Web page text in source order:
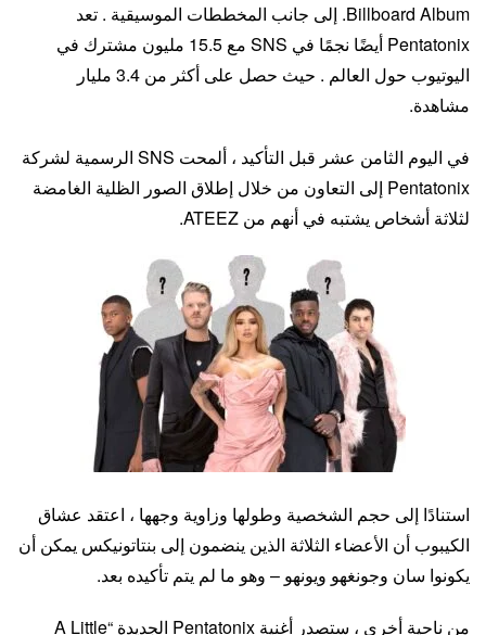
Billboard Album. إلى جانب المخططات الموسيقية . تعد
Pentatonix أيضًا نجمًا في SNS مع 15.5 مليون مشترك في
اليوتيوب حول العالم . حيث حصل على أكثر من 3.4 مليار
مشاهدة.
في اليوم الثامن عشر قبل التأكيد ، ألمحت SNS الرسمية لشركة
Pentatonix إلى التعاون من خلال إطلاق الصور الظلية الغامضة
لثلاثة أشخاص يشتبه في أنهم من ATEEZ.
استنادًا إلى حجم الشخصية وطولها وزاوية وجهها ، اعتقد عشاق
الكيبوب أن الأعضاء الثلاثة الذين ينضمون إلى بنتاتونيكس يمكن أن
يكونوا سان وجونغهو ويونهو – وهو ما لم يتم تأكيده بعد.
من ناحية أخرى ، ستصدر أغنية Pentatonix الجديدة “A Little